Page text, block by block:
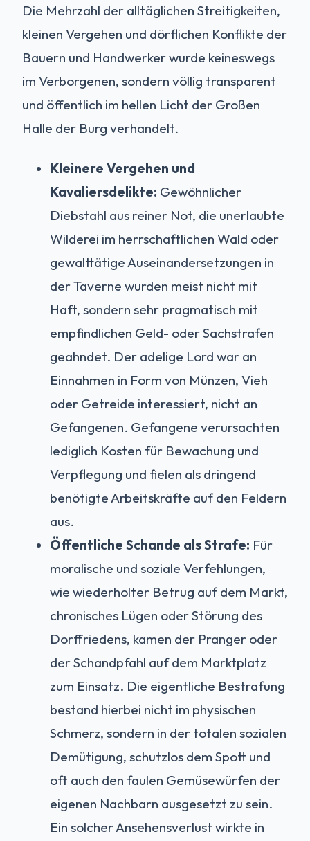
Die Mehrzahl der alltäglichen Streitigkeiten,
kleinen Vergehen und dörflichen Konflikte der
Bauern und Handwerker wurde keineswegs
im Verborgenen, sondern völlig transparent
und öffentlich im hellen Licht der Großen
Halle der Burg verhandelt.
Kleinere Vergehen und
Kavaliersdelikte: Gewöhnlicher
Diebstahl aus reiner Not, die unerlaubte
Wilderei im herrschaftlichen Wald oder
gewalttätige Auseinandersetzungen in
der Taverne wurden meist nicht mit
Haft, sondern sehr pragmatisch mit
empfindlichen Geld- oder Sachstrafen
geahndet. Der adelige Lord war an
Einnahmen in Form von Münzen, Vieh
oder Getreide interessiert, nicht an
Gefangenen. Gefangene verursachten
lediglich Kosten für Bewachung und
Verpflegung und fielen als dringend
benötigte Arbeitskräfte auf den Feldern
aus.
Öffentliche Schande als Strafe: Für
moralische und soziale Verfehlungen,
wie wiederholter Betrug auf dem Markt,
chronisches Lügen oder Störung des
Dorffriedens, kamen der Pranger oder
der Schandpfahl auf dem Marktplatz
zum Einsatz. Die eigentliche Bestrafung
bestand hierbei nicht im physischen
Schmerz, sondern in der totalen sozialen
Demütigung, schutzlos dem Spott und
oft auch den faulen Gemüsewürfen der
eigenen Nachbarn ausgesetzt zu sein.
Ein solcher Ansehensverlust wirkte in